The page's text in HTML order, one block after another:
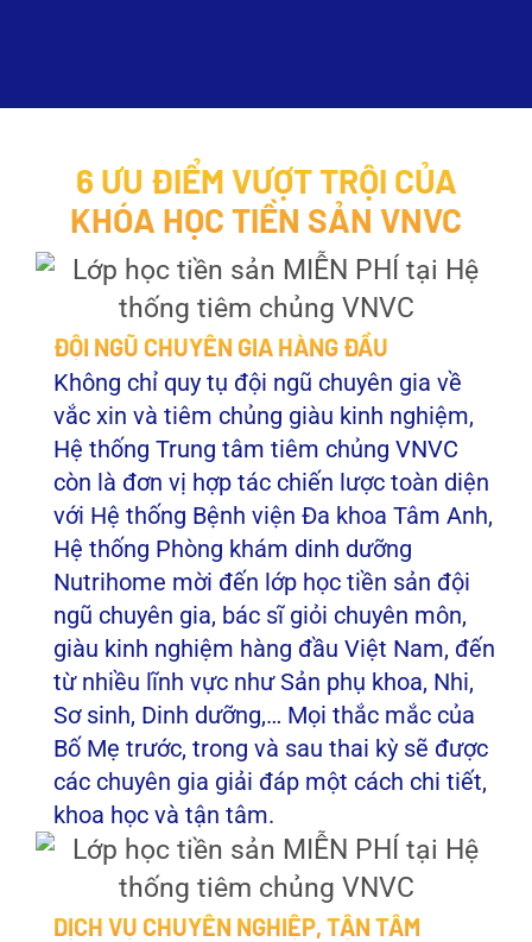
6 ƯU ĐIỂM VƯỢT TRỘI CỦA
KHÓA HỌC TIỀN SẢN VNVC
ĐỘI NGŨ CHUYÊN GIA HÀNG ĐẦU
Không chỉ quy tụ đội ngũ chuyên gia về
vắc xin và tiêm chủng giàu kinh nghiệm,
Hệ thống Trung tâm tiêm chủng VNVC
còn là đơn vị hợp tác chiến lược toàn diện
với Hệ thống Bệnh viện Đa khoa Tâm Anh,
Hệ thống Phòng khám dinh dưỡng
Nutrihome mời đến lớp học tiền sản đội
ngũ chuyên gia, bác sĩ giỏi chuyên môn,
giàu kinh nghiệm hàng đầu Việt Nam, đến
từ nhiều lĩnh vực như Sản phụ khoa, Nhi,
Sơ sinh, Dinh dưỡng,… Mọi thắc mắc của
Bố Mẹ trước, trong và sau thai kỳ sẽ được
các chuyên gia giải đáp một cách chi tiết,
khoa học và tận tâm.
DỊCH VỤ CHUYÊN NGHIỆP, TẬN TÂM